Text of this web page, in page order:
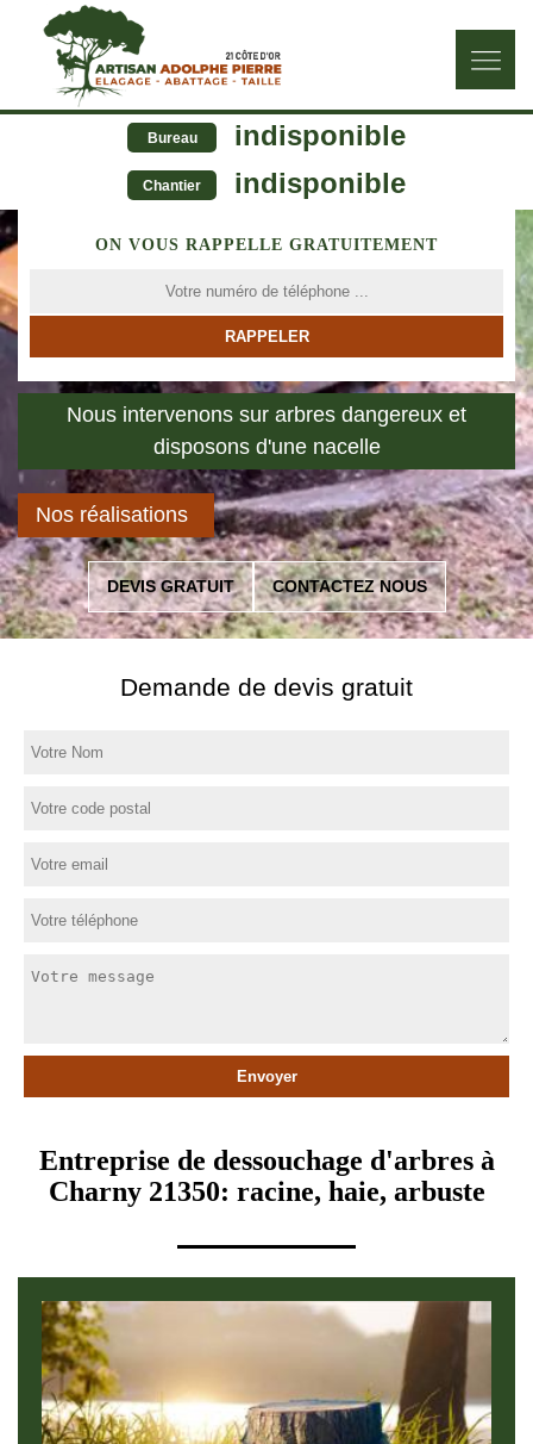
Bureau indisponible
Chantier indisponible
ON VOUS RAPPELLE GRATUITEMENT
Nous intervenons sur arbres dangereux et
disposons d'une nacelle
Nos réalisations
DEVIS GRATUIT CONTACTEZ NOUS
Demande de devis gratuit
Entreprise de dessouchage d'arbres à
Charny 21350: racine, haie, arbuste